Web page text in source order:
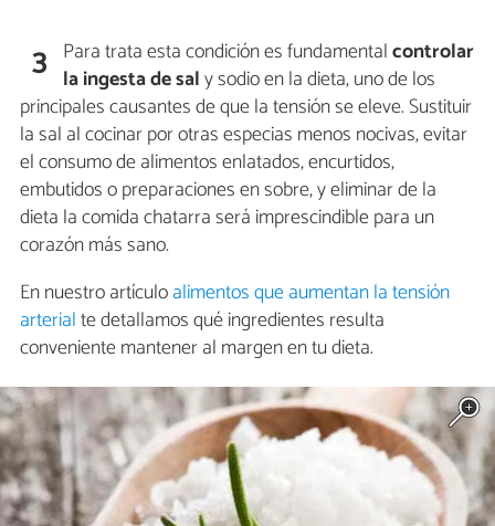
3 Para trata esta condición es fundamentalcontrolar
la ingesta de saly sodio en la dieta, uno de los
principales causantes de que la tensión se eleve. Sustituir
la sal al cocinar por otras especias menos nocivas, evitar
el consumo de alimentos enlatados, encurtidos,
embutidos o preparaciones en sobre, y eliminar de la
dieta la comida chatarra será imprescindible para un
corazón más sano.
En nuestro artículoalimentos que aumentan la tensión
arterialte detallamos qué ingredientes resulta
conveniente mantener al margen en tu dieta.